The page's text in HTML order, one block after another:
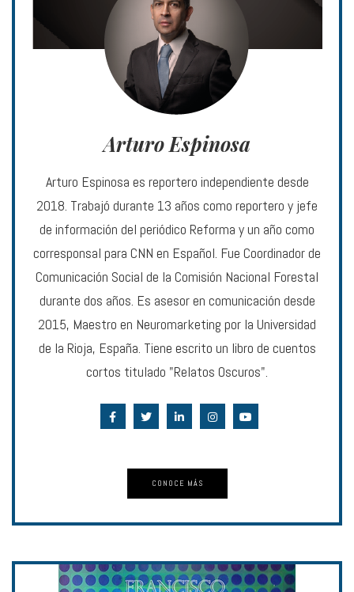
Arturo Espinosa
Arturo Espinosa es reportero independiente desde
2018. Trabajó durante 13 años como reportero y jefe
de información del periódico Reforma y un año como
corresponsal para CNN en Español. Fue Coordinador de
Comunicación Social de la Comisión Nacional Forestal
durante dos años. Es asesor en comunicación desde
2015, Maestro en Neuromarketing por la Universidad
de la Rioja, España. Tiene escrito un libro de cuentos
cortos titulado "Relatos Oscuros".
CONOCE MÁS